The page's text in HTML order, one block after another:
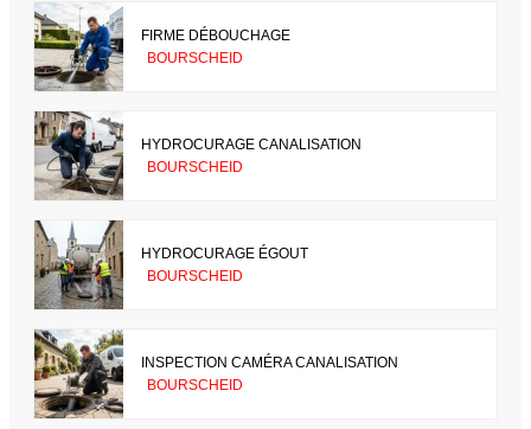
FIRME DÉBOUCHAGE
BOURSCHEID
HYDROCURAGE CANALISATION
BOURSCHEID
HYDROCURAGE ÉGOUT
BOURSCHEID
INSPECTION CAMÉRA CANALISATION
BOURSCHEID